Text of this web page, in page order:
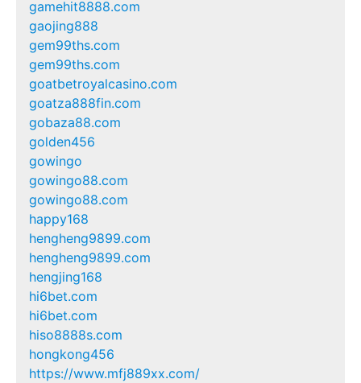
gamehit8888.com
gaojing888
gem99ths.com
gem99ths.com
goatbetroyalcasino.com
goatza888fin.com
gobaza88.com
golden456
gowingo
gowingo88.com
gowingo88.com
happy168
hengheng9899.com
hengheng9899.com
hengjing168
hi6bet.com
hi6bet.com
hiso8888s.com
hongkong456
https://www.mfj889xx.com/